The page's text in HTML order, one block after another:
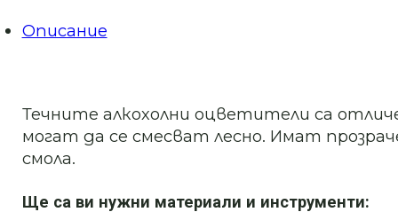
yellow-
20мл
Описание
Течните алкохолни оцветители са
могат да се смесват лесно. Имат
смола.
Ще са ви нужни материали и инструменти: